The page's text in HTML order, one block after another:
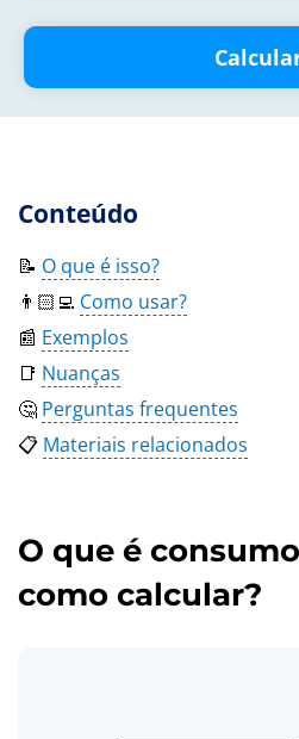
Conteúdo
📝 O que é isso?
👨🏻‍💻 Como usar?
📰 Exemplos
📑 Nuanças
🤔 Perguntas frequentes
📋 Materiais relacionados
O que é
como calcular?